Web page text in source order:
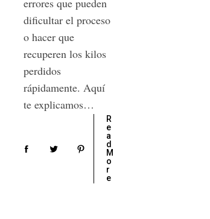
errores que pueden
dificultar el proceso
o hacer que
recuperen los kilos
perdidos
rápidamente. Aquí
te explicamos…
R
e
a
d
M
o
r
e